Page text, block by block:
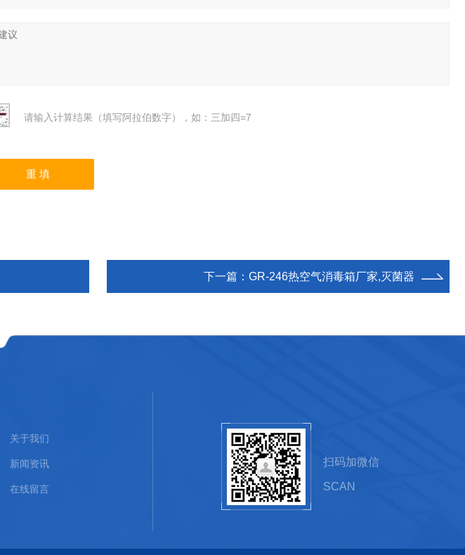
请输入计算结果（填写阿拉伯数字），如：三加四=7
下一篇： GR-246热空气消毒箱厂家,灭菌器
关于我们
新闻资讯
在线留言
扫码加微信
SCAN